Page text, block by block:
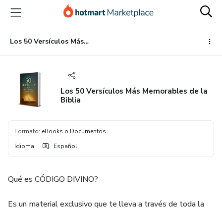
principal
página
de
página
Los 50 Versículos Más Memorables de la Biblia
Los 50 Versículos Más Memorables de la
Biblia
Formato: eBooks o Documentos
Idioma: Español
Qué es CÓDIGO DIVINO?
Es un material exclusivo que te lleva a través de toda la